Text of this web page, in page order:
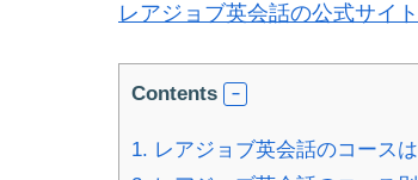
レアジョブ英会話の公式サイ
Contents
1. レアジョブ英会話のコース